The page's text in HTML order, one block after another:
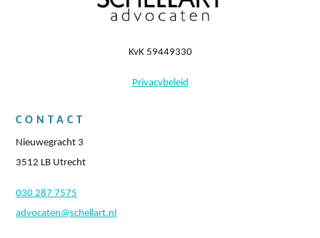
KvK 59449330
Privacybeleid
CONTACT
Nieuwegracht 3
3512 LB Utrecht
030 287 7575
advocaten@schellart.nl